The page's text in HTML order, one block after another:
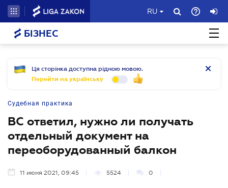
RU
БІЗНЕС
Ця сторінка доступна рідною мовою.
Перейти на українську
Судебная практика
ВС ответил, нужно ли получать
отдельный документ на
переоборудованный балкон
11 июня 2021, 09:45 5524 0